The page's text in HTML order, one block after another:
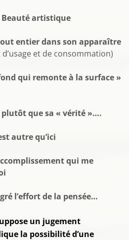
artistique
entier dans son apparaître
et de consommation)
qui remonte à la surface »
plutôt que sa « vérité »….
autre qu’ici
qui me
l’effort de la pensée…
un jugement
la possibilité d’une